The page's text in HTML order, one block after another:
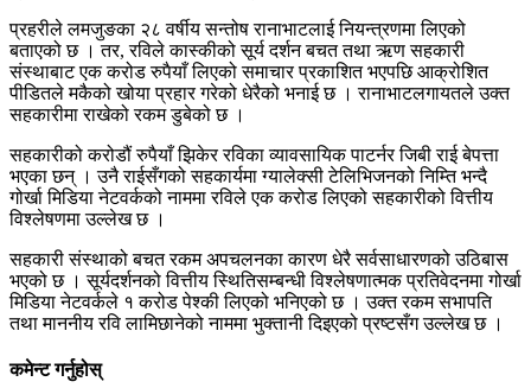
प्रहरीले लमजुङका २८ वर्षीय सन्तोष रानाभाटलाई नियन्त्रणमा लिएको
बताएको छ । तर, रविले कास्कीको सूर्य दर्शन बचत तथा ऋण सहकारी
संस्थाबाट एक करोड रुपैयाँ लिएको समाचार प्रकाशित भएपछि आक्रोशित
पीडितले मकैको खोया प्रहार गरेको धेरैको भनाई छ । रानाभाटलगायतले उक्त
सहकारीमा राखेको रकम डुबेको छ ।
सहकारीको करोडौं रुपैयाँ झिकेर रविका व्यावसायिक पाटर्नर जिबी राई बेपत्ता
भएका छन् । उनै राईसँगको सहकार्यमा ग्यालेक्सी टेलिभिजनको निम्ति भन्दै
गोर्खा मिडिया नेटवर्कको नाममा रविले एक करोड लिएको सहकारीको वित्तीय
विश्लेषणमा उल्लेख छ ।
सहकारी संस्थाको बचत रकम अपचलनका कारण धेरै सर्वसाधारणको उठिबास
भएको छ । सूर्यदर्शनको वित्तीय स्थितिसम्बन्धी विश्लेषणात्मक प्रतिवेदनमा गोर्खा
मिडिया नेटवर्कले १ करोड पेश्की लिएको भनिएको छ । उक्त रकम सभापति
तथा माननीय रवि लामिछानेको नाममा भुक्तानी दिइएको प्रष्टसँग उल्लेख छ ।
कमेन्ट गर्नुहोस्